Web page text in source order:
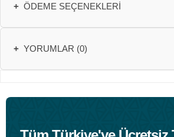
+ ÖDEME SEÇENEKLERI
+ YORUMLAR (0)